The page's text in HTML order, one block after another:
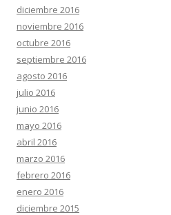
diciembre 2016
noviembre 2016
octubre 2016
septiembre 2016
agosto 2016
julio 2016
junio 2016
mayo 2016
abril 2016
marzo 2016
febrero 2016
enero 2016
diciembre 2015